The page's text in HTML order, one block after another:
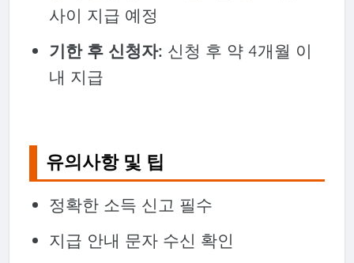
사이 지급 예정
기한 후 신청자: 신청 후 약 4개월 이
내 지급
유의사항 및 팁
정확한 소득 신고 필수
지급 안내 문자 수신 확인